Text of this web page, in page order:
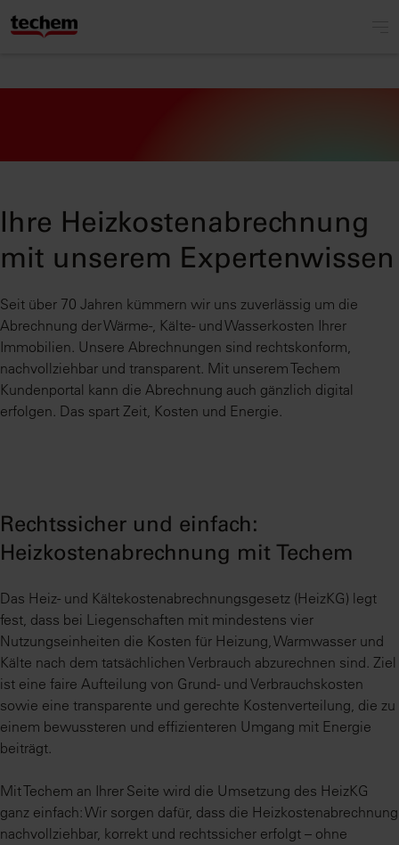
Ihre Heizkosten­abrechnung
mit unserem Expertenwissen
Seit über 70 Jahren kümmern wir uns zuverlässig um die
Abrechnung der Wärme-, Kälte- und Wasserkosten Ihrer
Immobilien. Unsere Abrechnungen sind rechtskonform,
nachvollziehbar und transparent. Mit unserem Techem
Kundenportal kann die Abrechnung auch gänzlich digital
erfolgen. Das spart Zeit, Kosten und Energie.
Rechtssicher und einfach:
Heizkostenabrechnung mit Techem
Das Heiz- und Kältekostenabrechnungsgesetz (HeizKG) legt
fest, dass bei Liegenschaften mit mindestens vier
Nutzungseinheiten die Kosten für Heizung, Warmwasser und
Kälte nach dem tatsächlichen Verbrauch abzurechnen sind. Ziel
ist eine faire Aufteilung von Grund- und Verbrauchskosten
sowie eine transparente und gerechte Kostenverteilung, die zu
einem bewussteren und effizienteren Umgang mit Energie
beiträgt.
Mit Techem an Ihrer Seite wird die Umsetzung des HeizKG
ganz einfach: Wir sorgen dafür, dass die Heizkostenabrechnung
nachvollziehbar, korrekt und rechtssicher erfolgt – ohne